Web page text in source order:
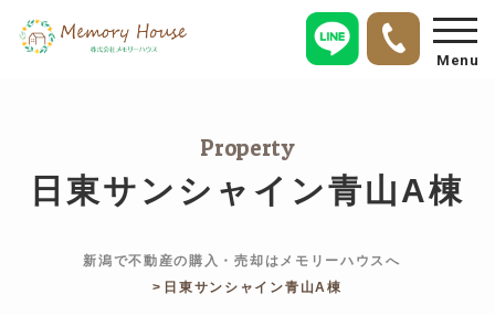
Menu
Property
日東サンシャイン青山A棟
新潟で不動産の購入・売却はメモリーハウスへ
日東サンシャイン青山A棟